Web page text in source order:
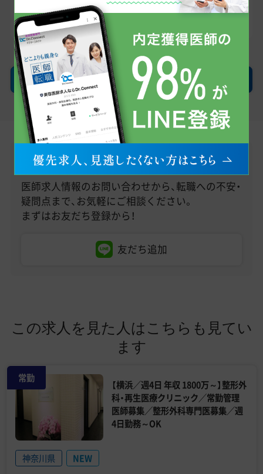
イン指定受信/拒否設定」を利用されている方は受
け取れるようにお願いします。
確認画面へ
LINEで無料転職相談
医師求人情報のお問い合わせから、転職への不安・
疑問点まで、お気軽にご相談ください。
まずはお友だち登録から！
友だち追加
この求人を見た人はこちらも見てい
ます
常勤
【横浜／週4日 年収 1800万～】整形外
科・再生医療クリニック／常勤管理
医師募集／整形外科専門医募集／週
4日勤務～OK
神奈川県 NEW